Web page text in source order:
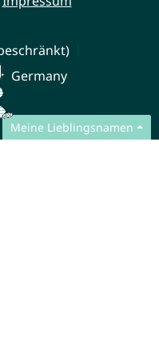
Meine Lieblingsnamen
Germany